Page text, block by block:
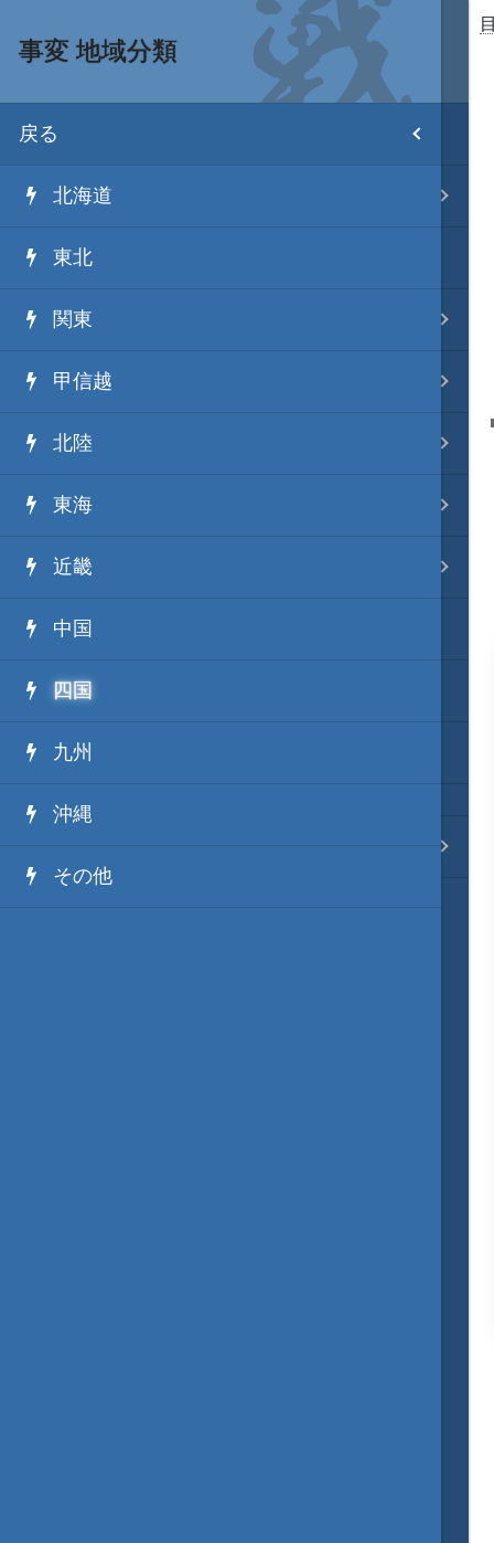
目次
武将 読み一覧
姫 読み一覧
家宝 分類一覧
城 地域分類
合戦 地域分類
事変 地域分類
事変 地域分類
戻る
北海道
東北
関東
甲信越
北陸
東海
近畿
中国
四国
九州
沖縄
その他
逸話 分類一覧
戦国ニュース
寺社・城・庭園ニュース
信長の野望ニュース